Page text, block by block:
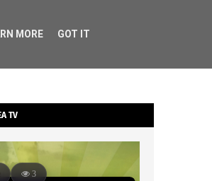
TV
MORE GOT IT